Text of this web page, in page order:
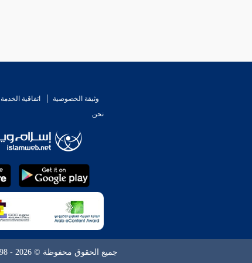
وثيقة الخصوصية اتفاقية الخدمة
نحن
جميع الحقوق محفوظة © 2026 - 1998 لشبكة إسلام ويب